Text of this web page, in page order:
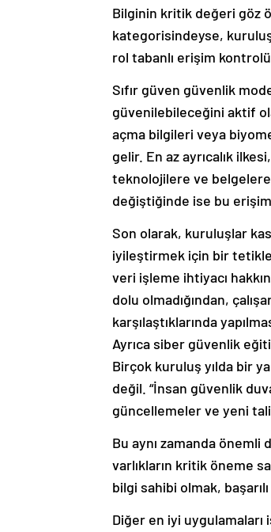
Bilginin kritik değeri göz
kategorisindeyse,
rol tabanlı erişim
Sıfır güven güvenlik
güvenilebileceğini aktif
açma bilgileri veya
gelir. En az ayrıcalık
teknolojilere ve belgelere
değiştiğinde ise bu erişim
Son olarak, kuruluşlar
iyileştirmek için bir
veri işleme ihtiyacı
dolu olmadığından,
karşılaştıklarında
Ayrıca siber güvenlik
Birçok kuruluş yılda bir
değil. “İnsan güvenlik
güncellemeler ve yeni
Bu aynı zamanda
varlıkların kritik öneme
bilgi sahibi olmak,
Diğer en iyi uygulamaları